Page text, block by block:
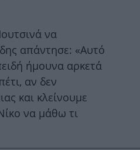
να
απάντησε: «Αυτό
ήμουνα αρκετά
αν δεν
και κλείνουμε
να μάθω τι